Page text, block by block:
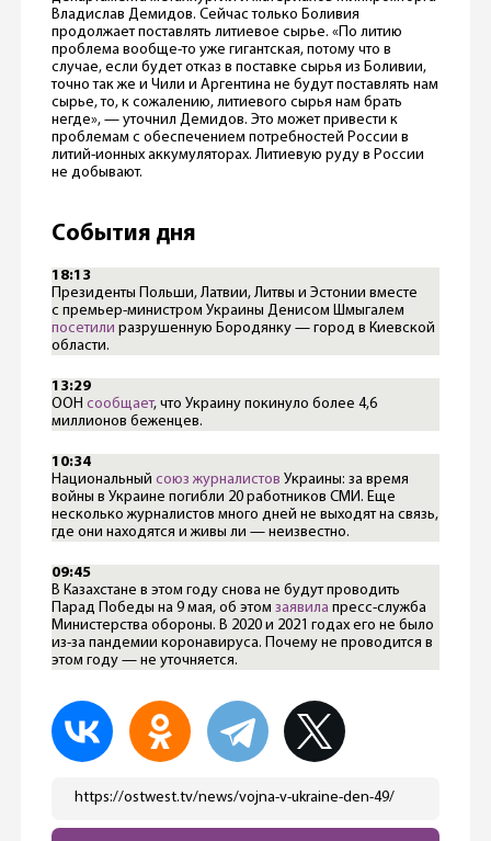
Владислав Демидов. Сейчас только Боливия
продолжает поставлять литиевое сырье. «По литию
проблема вообще-то уже гигантская, потому что в
случае, если будет отказ в поставке сырья из Боливии,
точно так же и Чили и Аргентина не будут поставлять нам
сырье, то, к сожалению, литиевого сырья нам брать
негде», — уточнил Демидов. Это может привести к
проблемам с обеспечением потребностей России в
литий-ионных аккумуляторах. Литиевую руду в России
не добывают.
События дня
18:13
Президенты Польши, Латвии, Литвы и Эстонии вместе
с премьер-министром Украины Денисом Шмыгалем
посетили разрушенную Бородянку — город в Киевской
области.
13:29
ООН сообщает, что Украину покинуло более 4,6
миллионов беженцев.
10:34
Национальный союз журналистов Украины: за время
войны в Украине погибли 20 работников СМИ. Еще
несколько журналистов много дней не выходят на связь,
где они находятся и живы ли — неизвестно.
09:45
В Казахстане в этом году снова не будут проводить
Парад Победы на 9 мая, об этом заявила пресс-служба
Министерства обороны. В 2020 и 2021 годах его не было
из-за пандемии коронавируса. Почему не проводится в
этом году — не уточняется.
https://ostwest.tv/news/vojna-v-ukraine-den-49/